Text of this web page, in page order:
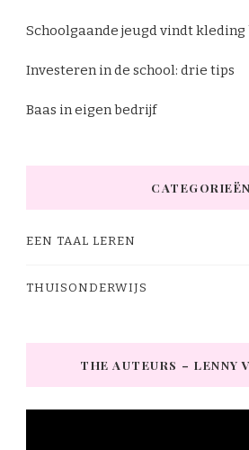
Schoolgaande jeugd vindt
Investeren in de school: drie tips
Baas in eigen bedrijf
CATEGORIEËN
EEN TAAL LEREN
THUISONDERWIJS
THE AUTEURS – LENNY